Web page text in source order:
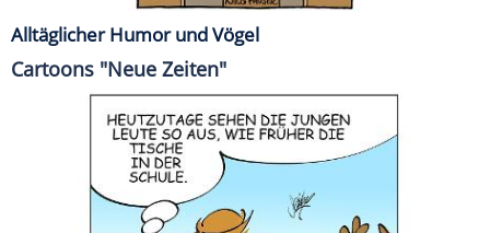
Alltäglicher Humor und Vögel
Cartoons "Neue Zeiten"